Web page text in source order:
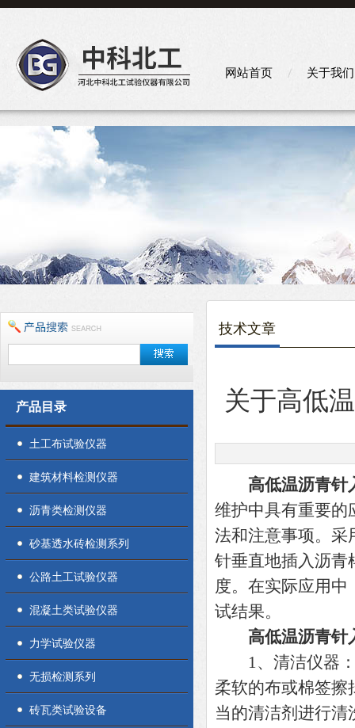
网站首页 关于我们
产品目录
土工布试验仪器
建筑材料检测仪器
沥青类检测仪器
砂基透水砖检测系列
公路土工试验仪器
混凝土类试验仪器
力学试验仪器
无损检测系列
砖瓦类试验设备
技术文章
关于高低
高低温沥青针
维护中具有重要的
法和注意事项。采
针垂直地插入沥青
度。在实际应用
试结果。
高低温沥青针
1、清洁仪器：
柔软的布或棉签擦
当的清洁剂进行